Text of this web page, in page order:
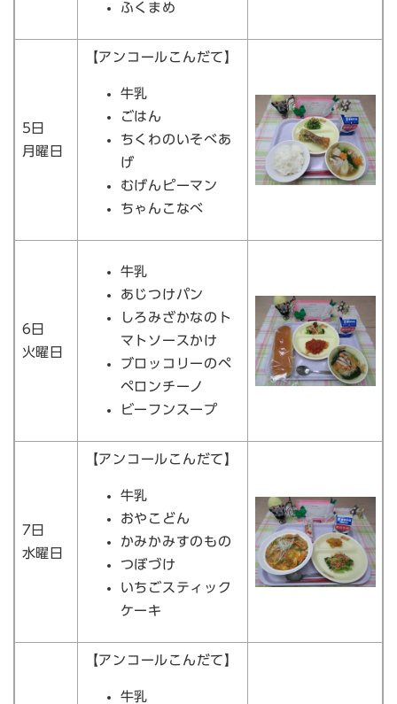
ふくまめ
5日
月曜日
【アンコールこんだて】
牛乳
ごはん
ちくわのいそべあ
げ
むげんピーマン
ちゃんこなべ
6日
火曜日
牛乳
あじつけパン
しろみざかなのト
マトソースかけ
ブロッコリーのペ
ペロンチーノ
ビーフンスープ
7日
水曜日
【アンコールこんだて】
牛乳
おやこどん
かみかみすのもの
つぼづけ
いちごスティック
ケーキ
【アンコールこんだて】
牛乳